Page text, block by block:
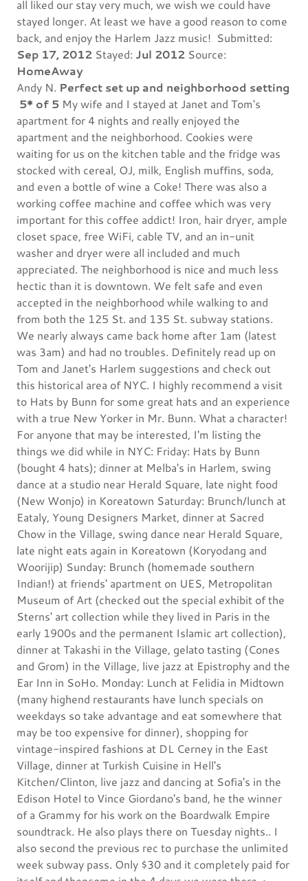
all liked our stay very much, we wish we could have
stayed longer. At least we have a good reason to come
back, and enjoy the Harlem Jazz music! Submitted:
Sep 17, 2012 Stayed: Jul 2012 Source:
HomeAway
Andy N. Perfect set up and neighborhood setting
5* of 5 My wife and I stayed at Janet and Tom's
apartment for 4 nights and really enjoyed the
apartment and the neighborhood. Cookies were
waiting for us on the kitchen table and the fridge was
stocked with cereal, OJ, milk, English muffins, soda,
and even a bottle of wine a Coke! There was also a
working coffee machine and coffee which was very
important for this coffee addict! Iron, hair dryer, ample
closet space, free WiFi, cable TV, and an in-unit
washer and dryer were all included and much
appreciated. The neighborhood is nice and much less
hectic than it is downtown. We felt safe and even
accepted in the neighborhood while walking to and
from both the 125 St. and 135 St. subway stations.
We nearly always came back home after 1am (latest
was 3am) and had no troubles. Definitely read up on
Tom and Janet's Harlem suggestions and check out
this historical area of NYC. I highly recommend a visit
to Hats by Bunn for some great hats and an experience
with a true New Yorker in Mr. Bunn. What a character!
For anyone that may be interested, I'm listing the
things we did while in NYC: Friday: Hats by Bunn
(bought 4 hats); dinner at Melba's in Harlem, swing
dance at a studio near Herald Square, late night food
(New Wonjo) in Koreatown Saturday: Brunch/lunch at
Eataly, Young Designers Market, dinner at Sacred
Chow in the Village, swing dance near Herald Square,
late night eats again in Koreatown (Koryodang and
Woorijip) Sunday: Brunch (homemade southern
Indian!) at friends' apartment on UES, Metropolitan
Museum of Art (checked out the special exhibit of the
Sterns' art collection while they lived in Paris in the
early 1900s and the permanent Islamic art collection),
dinner at Takashi in the Village, gelato tasting (Cones
and Grom) in the Village, live jazz at Epistrophy and the
Ear Inn in SoHo. Monday: Lunch at Felidia in Midtown
(many highend restaurants have lunch specials on
weekdays so take advantage and eat somewhere that
may be too expensive for dinner), shopping for
vintage-inspired fashions at DL Cerney in the East
Village, dinner at Turkish Cuisine in Hell's
Kitchen/Clinton, live jazz and dancing at Sofia's in the
Edison Hotel to Vince Giordano's band, he the winner
of a Grammy for his work on the Boardwalk Empire
soundtrack. He also plays there on Tuesday nights.. I
also second the previous rec to purchase the unlimited
week subway pass. Only $30 and it completely paid for